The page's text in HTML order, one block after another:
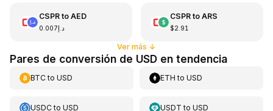
CSPRto AED
د.إ0.007
CSPRto ARS
$2.91
Ver más ↓
Pares de conversión de USD en tendencia
BTCto USD ETH toUSD
USDCto USD USDT toUSD